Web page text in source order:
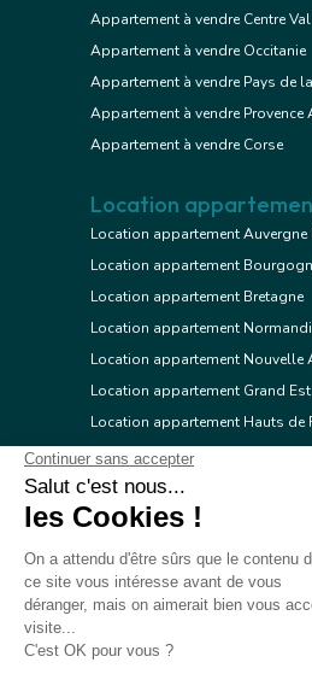
Appartement à vendre Centre
Appartement à vendre Occitanie
Appartement à vendre Pays de
Appartement à vendre
Appartement à vendre Corse
Location
Location appartement Auvergne
Location appartement
Location appartement Bretagne
Location appartement
Location appartement Nouvelle
Location appartement Grand Est
Location appartement Hauts de
Location appartement Ile de
Location appartement Centre
Location appartement Occitanie
Location appartement Provence
Location appartement Corse